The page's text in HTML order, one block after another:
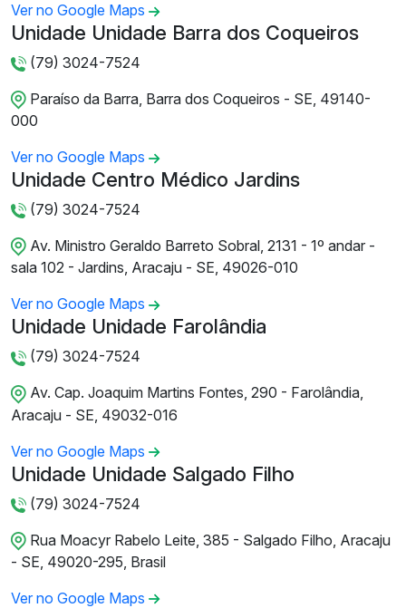
Ver no Google Maps
Unidade Unidade Barra dos Coqueiros
(79) 3024-7524
Paraíso da Barra, Barra dos Coqueiros - SE, 49140-
000
Ver no Google Maps
Unidade Centro Médico Jardins
(79) 3024-7524
Av. Ministro Geraldo Barreto Sobral, 2131 - 1º andar -
sala 102 - Jardins, Aracaju - SE, 49026-010
Ver no Google Maps
Unidade Unidade Farolândia
(79) 3024-7524
Av. Cap. Joaquim Martins Fontes, 290 - Farolândia,
Aracaju - SE, 49032-016
Ver no Google Maps
Unidade Unidade Salgado Filho
(79) 3024-7524
Rua Moacyr Rabelo Leite, 385 - Salgado Filho, Aracaju
- SE, 49020-295, Brasil
Ver no Google Maps